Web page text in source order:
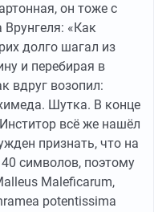
он тоже с
Врунгеля: «Как
долго шагал из
и перебирая в
вдруг возопил:
Шутка. В конце
всё же нашёл
признать, что на
символов, поэтому
Maleficarum,
potentissima